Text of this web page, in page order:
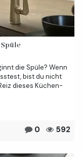
die Spüle? Wenn
bist du nicht
dieses Küchen-
0 592